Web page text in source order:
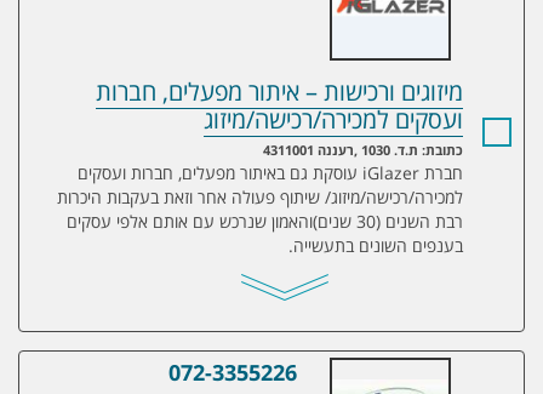
מיזוגים ורכישות – איתור מפעלים, חברות
ועסקים למכירה/רכישה/מיזוג
כתובת: ת.ד. 1030 ,רעננה 4311001
חברת iGlazer עוסקת גם באיתור מפעלים, חברות ועסקים
למכירה/רכישה/מיזוג/ שיתוף פעולה אחר וזאת בעקבות היכרות
רבת השנים (30 שנים)והאמון שנרכש עם אותם אלפי עסקים
בענפים השונים בתעשייה.
ו.ל.ם תעשיות בע"מ
072-3355226